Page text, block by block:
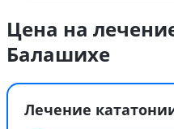
Цена на
Балашихе
Лечение